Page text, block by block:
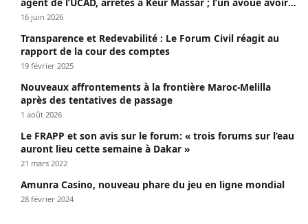
propagé le VIH depuis 2018
16 juin 2026
Transparence et Redevabilité : Le Forum Civil réagit au
rapport de la cour des comptes
19 février 2025
Nouveaux affrontements à la frontière Maroc-Melilla
après des tentatives de passage
1 août 2026
Le FRAPP et son avis sur le forum: « trois forums sur l’eau
auront lieu cette semaine à Dakar »
21 mars 2022
Amunra Casino, nouveau phare du jeu en ligne mondial
28 février 2024